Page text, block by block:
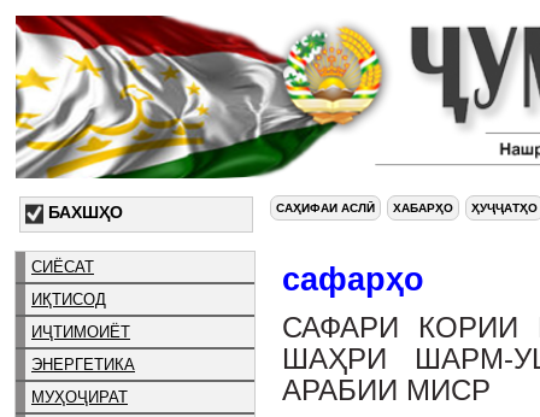
БАХШҲО
СИЁСАТ
ИҚТИСОД
ИҶТИМОИЁТ
ЭНЕРГЕТИКА
МУҲОҶИРАТ
САҲИФАИ АСЛӢ ХАБАРҲО ҲУҶҶАТҲО
сафарҳо
САФАРИ
ШАҲРИ ШАРМ-
АРАБИИ МИСР